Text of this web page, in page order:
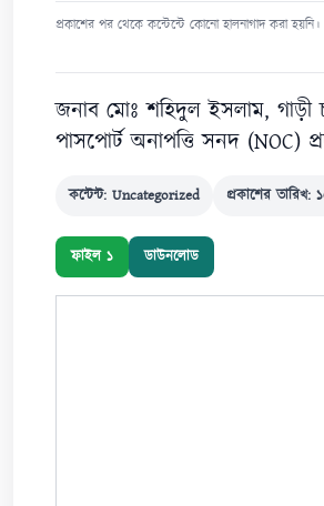
প্রকাশের পর থেকে কন্টেন্টে কোনো হালনাগাদ করা হয়নি।
জনাব মোঃ শহিদুল ইসলাম,
পাসপোর্ট অনাপত্তি সনদ (NOC)
কন্টেন্ট: Uncategorized প্রকাশের তারিখ:
ফাইল ১ ডাউনলোড